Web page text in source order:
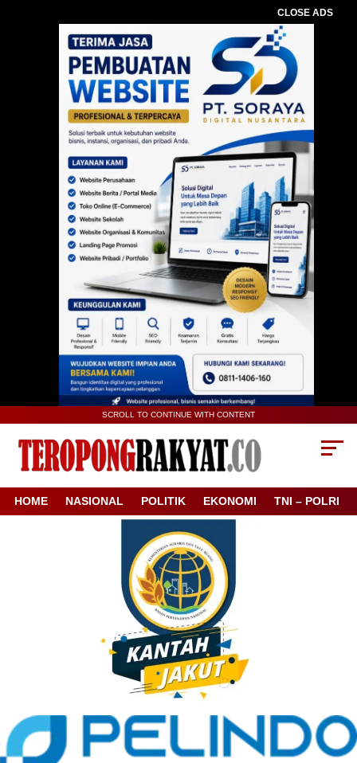
CLOSE ADS
SCROLL TO CONTINUE WITH CONTENT
HOME NASIONAL POLITIK EKONOMI TNI – POLRI